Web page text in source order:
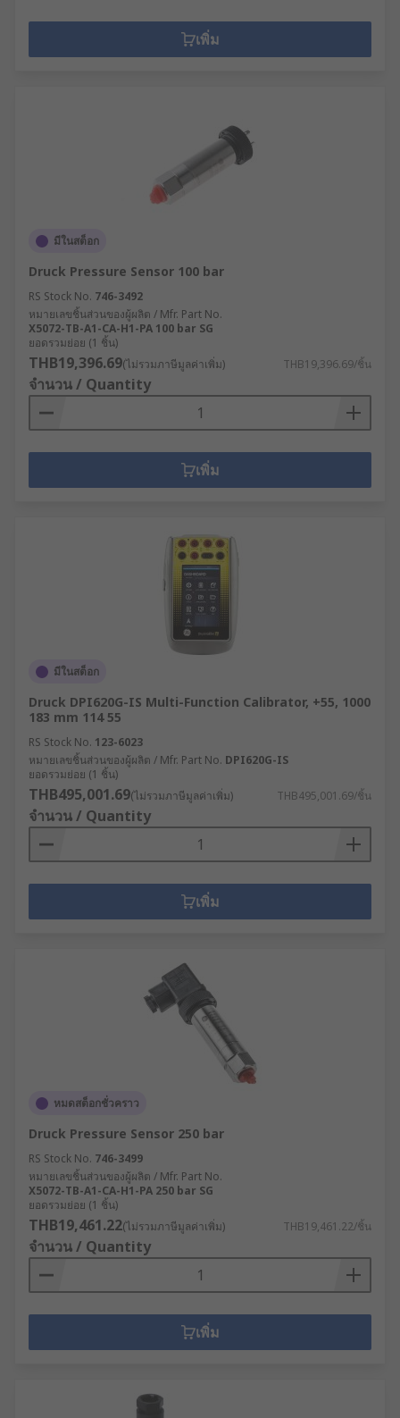
เพิ่ม
มีในสต็อก
Druck Pressure Sensor 100 bar
RS Stock No. 746-3492
หมายเลขชิ้นส่วนของผู้ผลิต / Mfr. Part No.
X5072-TB-A1-CA-H1-PA 100 bar SG
ยอดรวมย่อย (1 ชิ้น)
THB19,396.69(ไม่รวมภาษีมูลค่าเพิ่ม) THB19,396.69/ชิ้น
จำนวน / Quantity
เพิ่ม
มีในสต็อก
Druck DPI620G-IS Multi-Function Calibrator, +55, 1000
183 mm 114 55
RS Stock No. 123-6023
หมายเลขชิ้นส่วนของผู้ผลิต / Mfr. Part No. DPI620G-IS
ยอดรวมย่อย (1 ชิ้น)
THB495,001.69(ไม่รวมภาษีมูลค่าเพิ่ม) THB495,001.69/ชิ้น
จำนวน / Quantity
เพิ่ม
หมดสต็อกชั่วคราว
Druck Pressure Sensor 250 bar
RS Stock No. 746-3499
หมายเลขชิ้นส่วนของผู้ผลิต / Mfr. Part No.
X5072-TB-A1-CA-H1-PA 250 bar SG
ยอดรวมย่อย (1 ชิ้น)
THB19,461.22(ไม่รวมภาษีมูลค่าเพิ่ม) THB19,461.22/ชิ้น
จำนวน / Quantity
เพิ่ม